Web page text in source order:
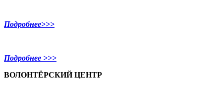
Подробнее>>>
Подробнее >>>
ВОЛОНТЁРСКИЙ ЦЕНТР